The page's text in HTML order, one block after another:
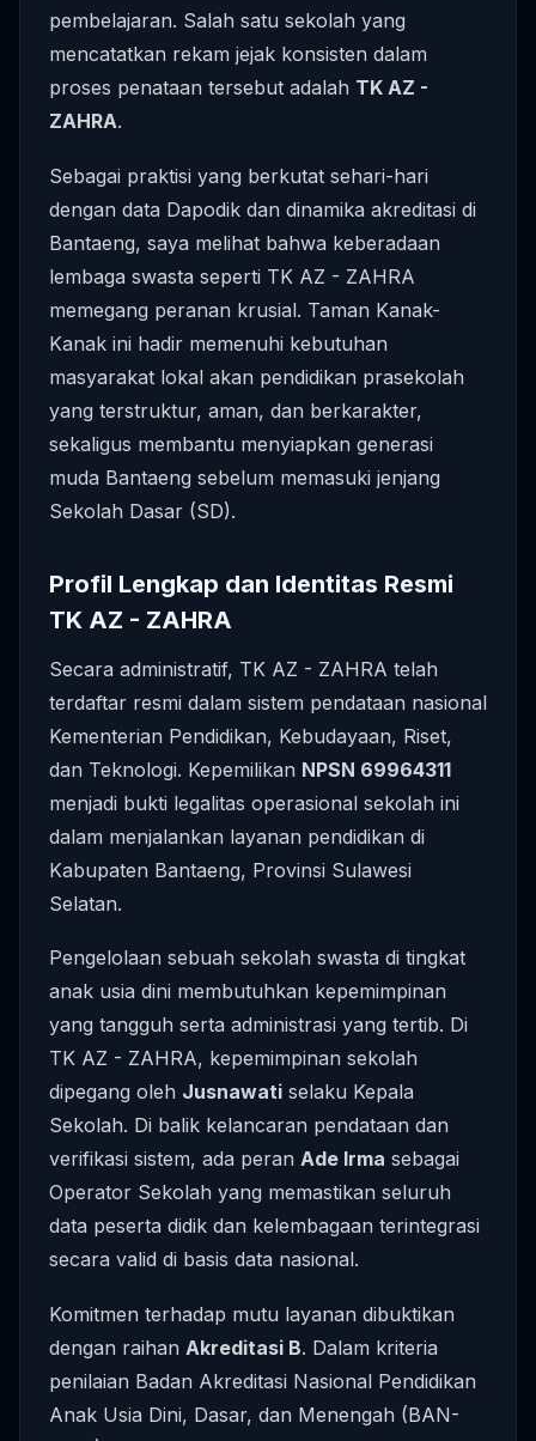
pembelajaran. Salah satu sekolah yang
mencatatkan rekam jejak konsisten dalam
proses penataan tersebut adalah TK AZ -
ZAHRA.
Sebagai praktisi yang berkutat sehari-hari
dengan data Dapodik dan dinamika akreditasi di
Bantaeng, saya melihat bahwa keberadaan
lembaga swasta seperti TK AZ - ZAHRA
memegang peranan krusial. Taman Kanak-
Kanak ini hadir memenuhi kebutuhan
masyarakat lokal akan pendidikan prasekolah
yang terstruktur, aman, dan berkarakter,
sekaligus membantu menyiapkan generasi
muda Bantaeng sebelum memasuki jenjang
Sekolah Dasar (SD).
Profil Lengkap dan Identitas Resmi
TK AZ - ZAHRA
Secara administratif, TK AZ - ZAHRA telah
terdaftar resmi dalam sistem pendataan nasional
Kementerian Pendidikan, Kebudayaan, Riset,
dan Teknologi. Kepemilikan NPSN 69964311
menjadi bukti legalitas operasional sekolah ini
dalam menjalankan layanan pendidikan di
Kabupaten Bantaeng, Provinsi Sulawesi
Selatan.
Pengelolaan sebuah sekolah swasta di tingkat
anak usia dini membutuhkan kepemimpinan
yang tangguh serta administrasi yang tertib. Di
TK AZ - ZAHRA, kepemimpinan sekolah
dipegang oleh Jusnawati selaku Kepala
Sekolah. Di balik kelancaran pendataan dan
verifikasi sistem, ada peran Ade Irma sebagai
Operator Sekolah yang memastikan seluruh
data peserta didik dan kelembagaan terintegrasi
secara valid di basis data nasional.
Komitmen terhadap mutu layanan dibuktikan
dengan raihan Akreditasi B. Dalam kriteria
penilaian Badan Akreditasi Nasional Pendidikan
Anak Usia Dini, Dasar, dan Menengah (BAN-